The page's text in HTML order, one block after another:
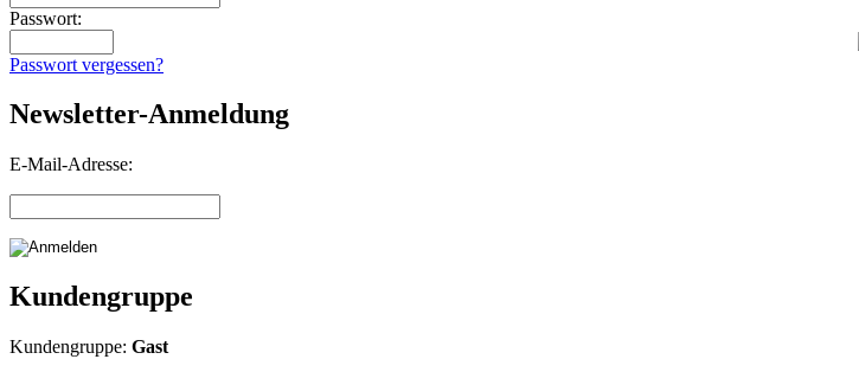
Passwort:
Passwort vergessen?
Newsletter-Anmeldung
E-Mail-Adresse:
Kundengruppe
Kundengruppe: Gast